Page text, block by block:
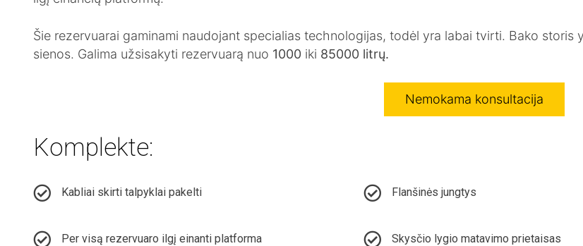
PASLAUGOS
DIDMENINĖ PREKYBA
Šie rezervuarai gaminami naudojant specialias technologijas, todėl yra labai tvirti. Bako
sienos. Galima užsisakyti rezervuarą nuo 1000 iki 85000 litrų.
Nemokama konsultacija
Komplekte:
Kabliai skirti talpyklai pakelti
Per visą rezervuaro ilgį einanti platforma
Flanšinės jungtys
Skysčio lygio matavimo prietaisas